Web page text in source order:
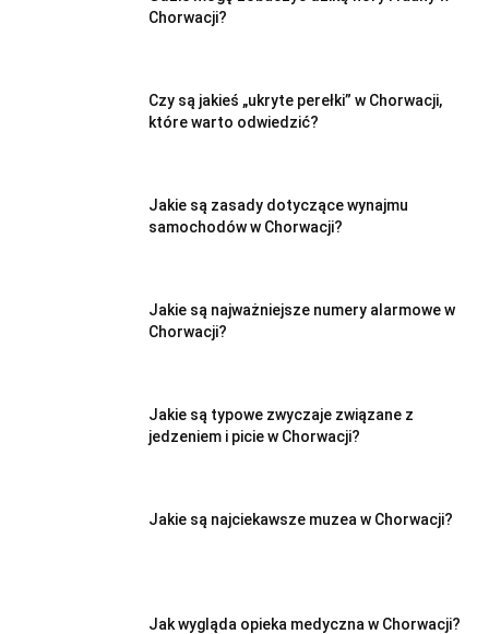
Chorwacji?
Czy są jakieś „ukryte perełki” w Chorwacji,
które warto odwiedzić?
Jakie są zasady dotyczące wynajmu
samochodów w Chorwacji?
Jakie są najważniejsze numery alarmowe w
Chorwacji?
Jakie są typowe zwyczaje związane z
jedzeniem i picie w Chorwacji?
Jakie są najciekawsze muzea w Chorwacji?
Jak wygląda opieka medyczna w Chorwacji?